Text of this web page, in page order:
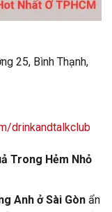
25, Bình Thạnh,
drinkandtalkclub
Trong Hẻm Nhỏ
Anh ở Sài Gòn ẩn